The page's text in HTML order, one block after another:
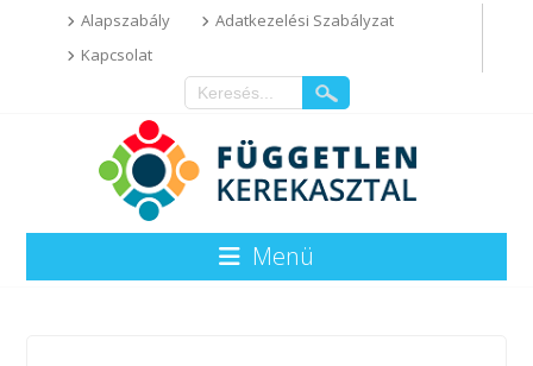
Alapszabály
Adatkezelési Szabályzat
Kapcsolat
Menü